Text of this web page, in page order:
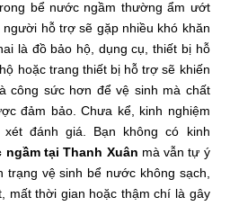
bể nước ngầm thường ẩm ướt
hỗ trợ sẽ gặp nhiều khó khăn
là đồ bảo hộ, dụng cụ, thiết bị hỗ
hoặc trang thiết bị hỗ trợ sẽ khiến
công sức hơn để vệ sinh mà chất
đảm bảo. Chưa kể, kinh nghiệm
đánh giá. Bạn không có kinh
tại Thanh Xuân mà vẫn tự ý
trạng vệ sinh bể nước không sạch,
mất thời gian hoặc thậm chí là gây